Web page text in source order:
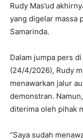
Rudy Mas’ud
yang digelar massa
Samarinda.
Dalam jumpa pers
(24/4/2026), Rudy
menawarkan jalur
demonstran.
diterima oleh pihak
“Saya sudah